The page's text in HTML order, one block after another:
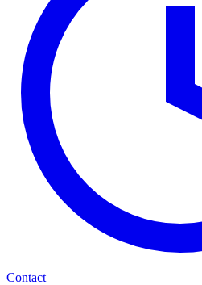
Contact